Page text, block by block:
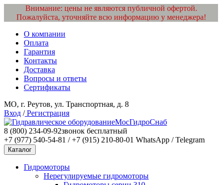
Внимание: цены не являются публичной офертой.
Пожалуйста, уточняйте всю информацию у менеджера!
О компании
Оплата
Гарантия
Контакты
Доставка
Вопросы и ответы
Сертификаты
МО, г. Реутов, ул. Транспортная, д. 8
Вход /Регистрация
МосГидроСнаб
8 (800) 234-09-92звонок бесплатный
+7 (977) 540-54-81 / +7 (915) 210-80-01 WhatsApp / Telegram
Каталог
Гидромоторы
Нерегулируемые гидромоторы